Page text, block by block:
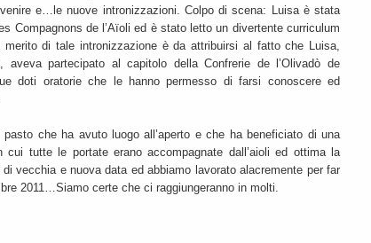
e…le nuove intronizzazioni. Colpo di scena: Luisa è stata
Compagnons de l’Aïoli ed è stato letto un divertente curriculum
di tale intronizzazione è da attribuirsi al fatto che Luisa,
partecipato al capitolo della Confrerie de l’Olivadò de
doti oratorie che le hanno permesso di farsi conoscere ed
che ha avuto luogo all’aperto e che ha beneficiato di una
tutte le portate erano accompagnate dall’aioli ed ottima la
vecchia e nuova data ed abbiamo lavorato alacremente per far
2011…Siamo certe che ci raggiungeranno in molti.